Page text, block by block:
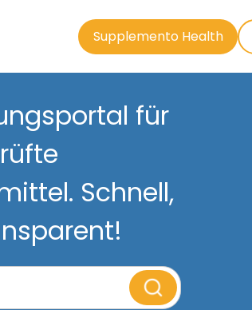
Supplemento Health
für
Schnell,